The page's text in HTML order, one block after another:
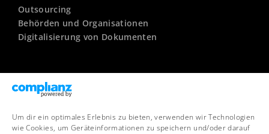
Um dir ein optimales Erlebnis zu bieten, verwenden wir Technologien
wie Cookies, um Geräteinformationen zu speichern und/oder darauf
Outsourcing
Behörden und Organisationen
Digitalisierung von Dokumenten
Unternehmen
Kontakt